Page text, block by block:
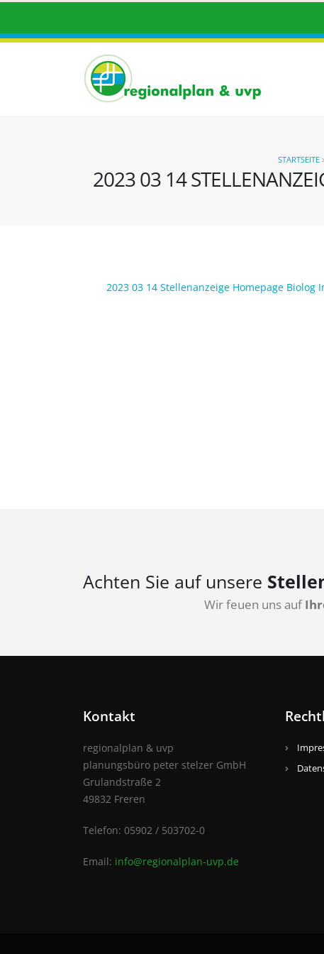
2023 03 14
STARTSEITE
2023 03 14 Stellenanzeige Homepage Biolog
Achten Sie auf unsere
Wir feuen uns auf
Kontakt
regionalplan & uvp
planungsbüro peter stelzer GmbH
Grulandstraße 2
49832 Freren
Telefon: 05902 / 503702-0
Email: info@regionalplan-uvp.de